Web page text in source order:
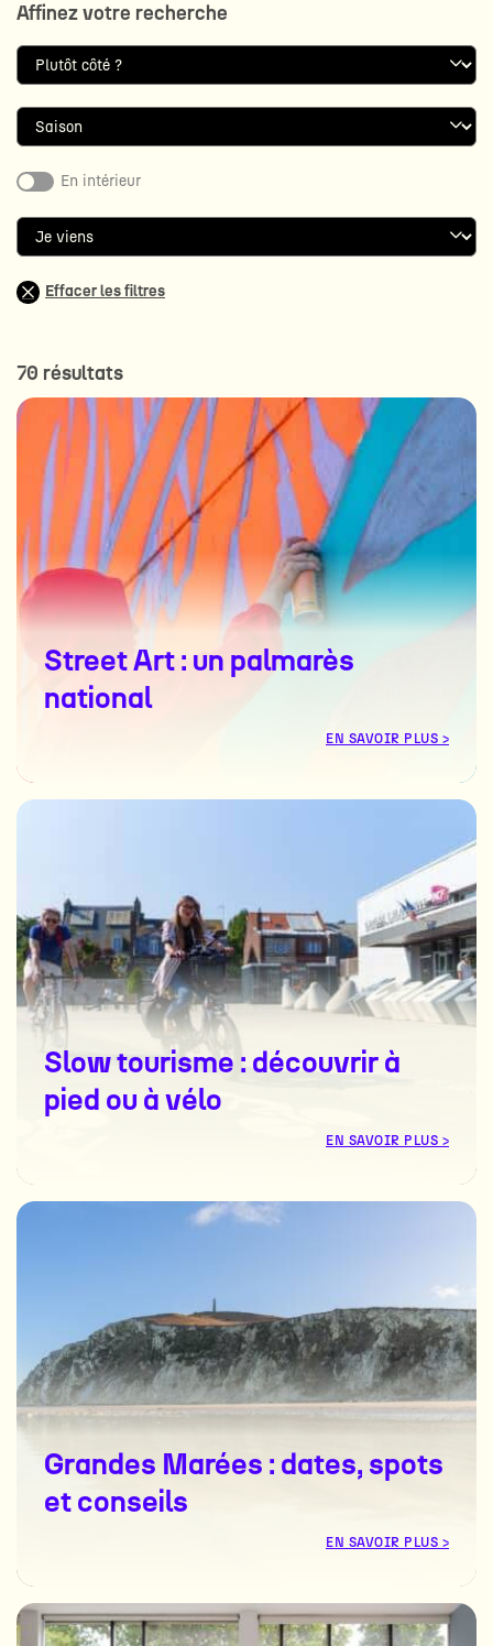
Affinez votre recherche
En intérieur
Effacer les filtres
70 résultats
Street Art : un palmarès
national
EN SAVOIR PLUS >
Slow tourisme : découvrir à
pied ou à vélo
EN SAVOIR PLUS >
Grandes Marées : dates, spots
et conseils
EN SAVOIR PLUS >